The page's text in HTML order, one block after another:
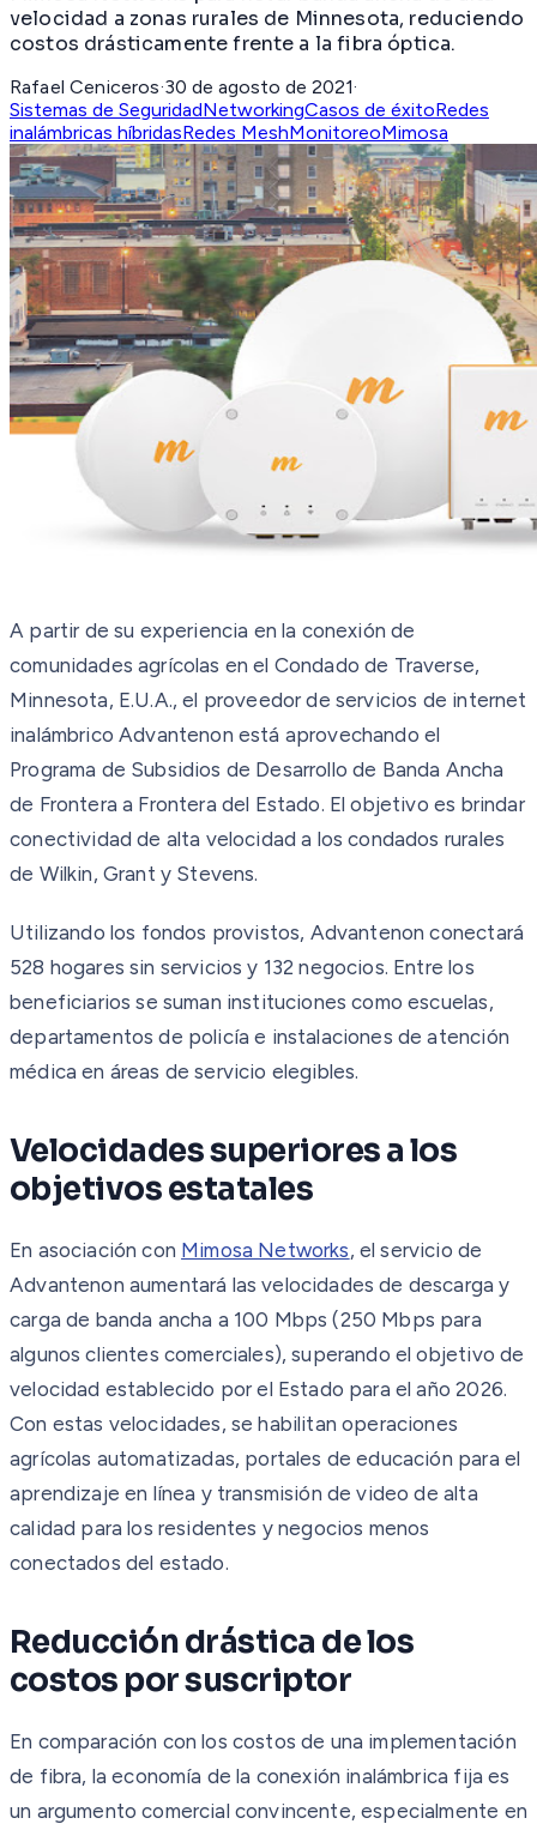
velocidad a zonas rurales de Minnesota, reduciendo
costos drásticamente frente a la fibra óptica.
Rafael Ceniceros·30 de agosto de 2021·
Sistemas de SeguridadNetworkingCasos de éxitoRedes
inalámbricas híbridasRedes MeshMonitoreoMimosa
A partir de su experiencia en la conexión de
comunidades agrícolas en el Condado de Traverse,
Minnesota, E.U.A., el proveedor de servicios de internet
inalámbrico Advantenon está aprovechando el
Programa de Subsidios de Desarrollo de Banda Ancha
de Frontera a Frontera del Estado. El objetivo es brindar
conectividad de alta velocidad a los condados rurales
de Wilkin, Grant y Stevens.
Utilizando los fondos provistos, Advantenon conectará
528 hogares sin servicios y 132 negocios. Entre los
beneficiarios se suman instituciones como escuelas,
departamentos de policía e instalaciones de atención
médica en áreas de servicio elegibles.
Velocidades superiores a los
objetivos estatales
En asociación con Mimosa Networks, el servicio de
Advantenon aumentará las velocidades de descarga y
carga de banda ancha a 100 Mbps (250 Mbps para
algunos clientes comerciales), superando el objetivo de
velocidad establecido por el Estado para el año 2026.
Con estas velocidades, se habilitan operaciones
agrícolas automatizadas, portales de educación para el
aprendizaje en línea y transmisión de video de alta
calidad para los residentes y negocios menos
conectados del estado.
Reducción drástica de los
costos por suscriptor
En comparación con los costos de una implementación
de fibra, la economía de la conexión inalámbrica fija es
un argumento comercial convincente, especialmente en